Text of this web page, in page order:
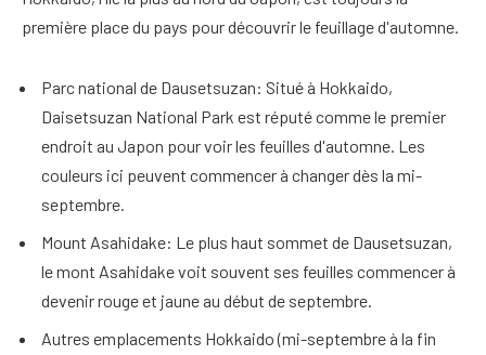
première place du pays pour découvrir le feuillage d'automne.
Parc national de Dausetsuzan: Situé à Hokkaido,
Daisetsuzan National Park est réputé comme le premier
endroit au Japon pour voir les feuilles d'automne. Les
couleurs ici peuvent commencer à changer dès la mi-
septembre.
Mount Asahidake: Le plus haut sommet de Dausetsuzan,
le mont Asahidake voit souvent ses feuilles commencer à
devenir rouge et jaune au début de septembre.
Autres emplacements Hokkaido (mi-septembre à la fin